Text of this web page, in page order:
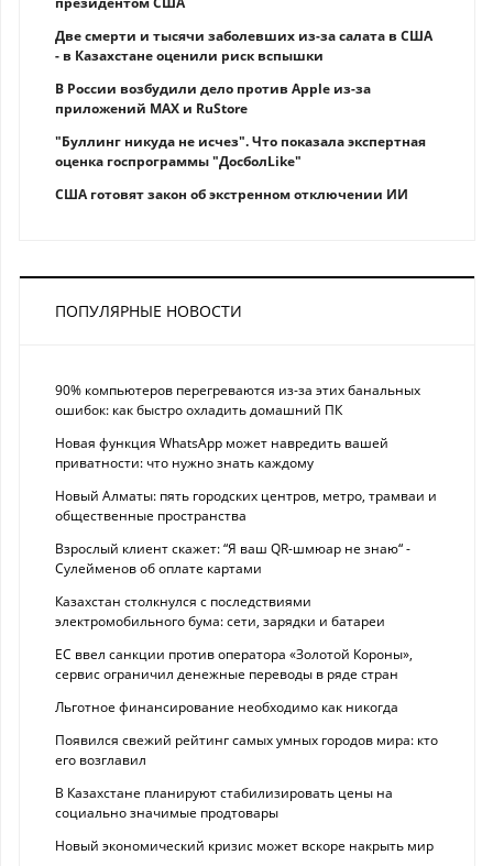
Две смерти и тысячи заболевших из-за салата в США
- в Казахстане оценили риск вспышки
В России возбудили дело против Apple из-за
приложений MAX и RuStore
"Буллинг никуда не исчез". Что показала экспертная
оценка госпрограммы "ДосболLike"
США готовят закон об экстренном отключении ИИ
ПОПУЛЯРНЫЕ НОВОСТИ
90% компьютеров перегреваются из-за этих банальных
ошибок: как быстро охладить домашний ПК
Новая функция WhatsApp может навредить вашей
приватности: что нужно знать каждому
Новый Алматы: пять городских центров, метро, трамваи и
общественные пространства
Взрослый клиент скажет: “Я ваш QR-шмюар не знаю“ -
Сулейменов об оплате картами
Казахстан столкнулся с последствиями
электромобильного бума: сети, зарядки и батареи
ЕС ввел санкции против оператора «Золотой Короны»,
сервис ограничил денежные переводы в ряде стран
Льготное финансирование необходимо как никогда
Появился свежий рейтинг самых умных городов мира: кто
его возглавил
В Казахстане планируют стабилизировать цены на
социально значимые продтовары
Новый экономический кризис может вскоре накрыть мир